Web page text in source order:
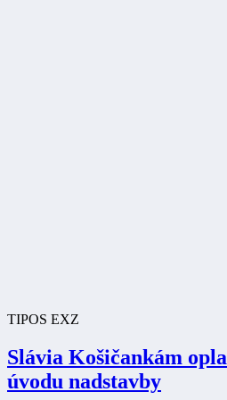
TIPOS EXZ
Slávia Košičankám
úvodu nadstavby